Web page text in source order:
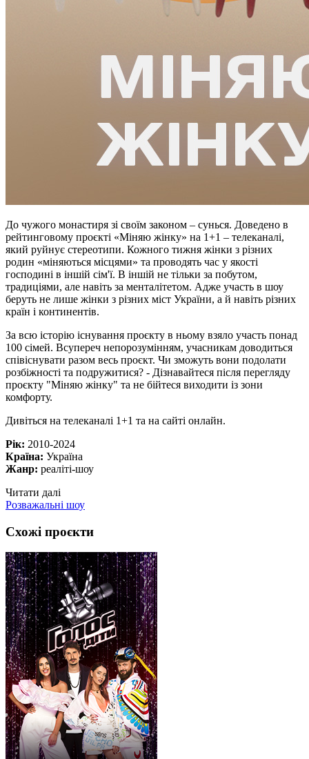
До чужого монастиря зі своїм законом – сунься. Доведено в
рейтинговому проєкті «Міняю жінку» на 1+1 – телеканалі,
який руйнує стереотипи. Кожного тижня жінки з різних
родин «міняються місцями» та проводять час у якості
господині в іншій сім'ї. В іншій не тільки за побутом,
традиціями, але навіть за менталітетом. Адже участь в шоу
беруть не лише жінки з різних міст України, а й навіть різних
країн і континентів.
За всю історію існування проєкту в ньому взяло участь понад
100 сімей. Всупереч непорозумінням, учасникам доводиться
співіснувати разом весь проєкт. Чи зможуть вони подолати
розбіжності та подружитися? - Дізнавайтеся після перегляду
проєкту "Міняю жінку" та не бійтеся виходити із зони
комфорту.
Дивіться на телеканалі 1+1 та на сайті онлайн.
Рік: 2010-2024
Країна: Україна
Жанр: реаліті-шоу
Читати далі
Розважальні шоу
Схожі проєкти